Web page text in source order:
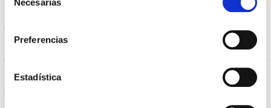
Preferencias
Estadística
IP20
Intensité (A) IP40
Corps AL